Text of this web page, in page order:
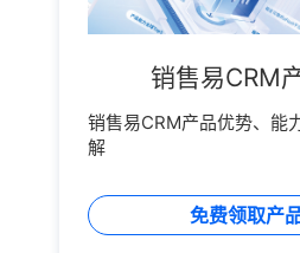
销售易CRM
销售易CRM产品优势、能
解
免费领取产